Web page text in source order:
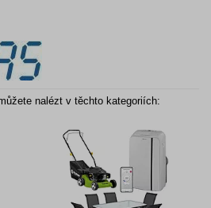
nalézt v těchto kategoriích: